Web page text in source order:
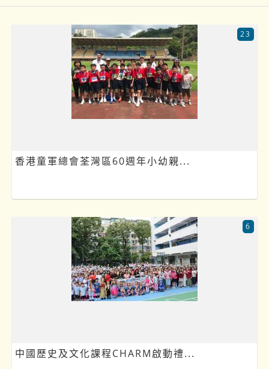
香港童軍總會荃灣區60週年小幼親...
23
中國歷史及文化課程CHARM啟動禮...
6